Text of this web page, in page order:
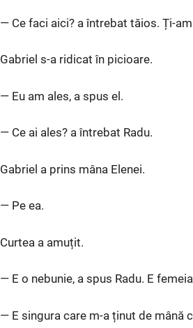
— Ce faci aici? a întrebat tăios. Ți-
Gabriel s-a ridicat în picioare.
— Eu am ales, a spus el.
— Ce ai ales? a întrebat Radu.
Gabriel a prins mâna Elenei.
— Pe ea.
Curtea a amuțit.
— E o nebunie, a spus Radu. E
— E singura care m-a ținut de mână